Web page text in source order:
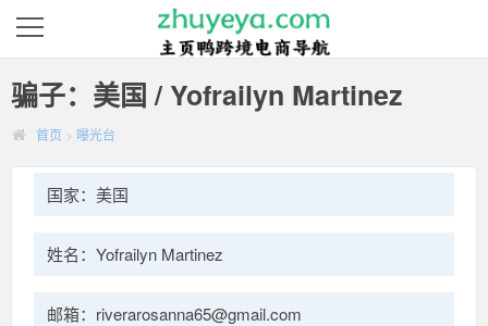
骗子：美国 / Yofrailyn Martinez
首页 > 曝光台
国家：美国
姓名：Yofrailyn Martinez
邮箱：riverarosanna65@gmail.com